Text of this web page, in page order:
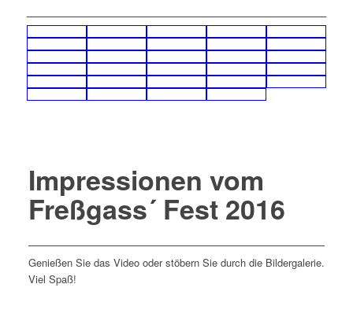
Impressionen vom
Freßgass´ Fest 2016
Genießen Sie das Video oder stöbern Sie durch die Bildergalerie.
Viel Spaß!